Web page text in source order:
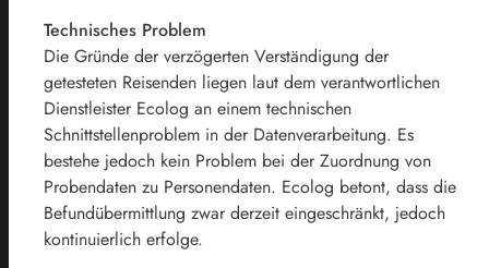
Technisches Problem
Die Gründe der verzögerten Verständigung der
getesteten Reisenden liegen laut dem verantwortlichen
Dienstleister Ecolog an einem technischen
Schnittstellenproblem in der Datenverarbeitung. Es
bestehe jedoch kein Problem bei der Zuordnung von
Probendaten zu Personendaten. Ecolog betont, dass die
Befundübermittlung zwar derzeit eingeschränkt, jedoch
kontinuierlich erfolge.